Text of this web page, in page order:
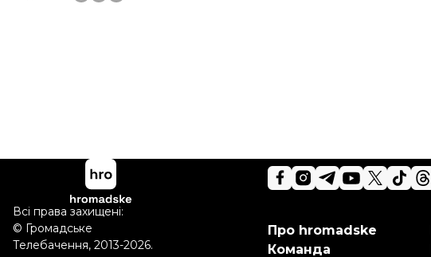
Про hromadske
Команда
Всі права захищені:
© Громадське
Телебачення, 2013-2026.